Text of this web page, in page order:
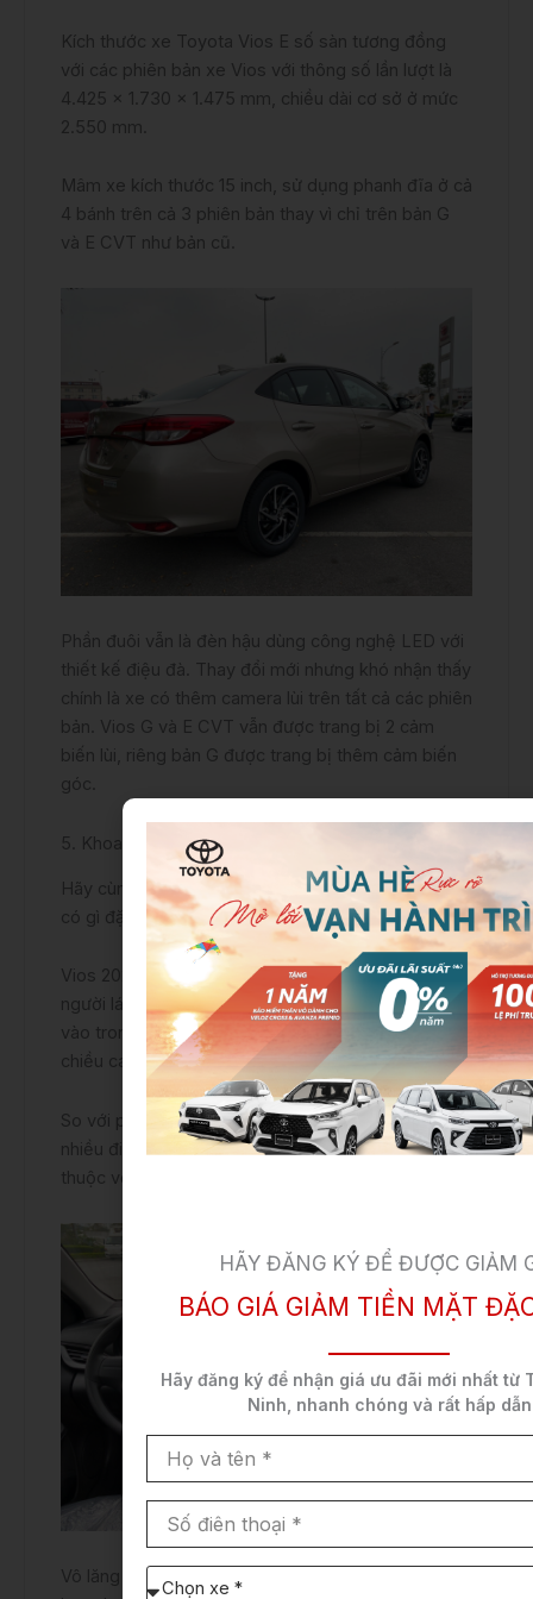
Kích thước xe Toyota Vios E số sàn tương đồng
với các phiên bản xe Vios với thông số lần lượt là
4.425 x 1.730 x 1.475 mm, chiều dài cơ sở ở mức
2.550 mm.
Mâm xe kích thước 15 inch, sử dụng phanh đĩa ở cả
4 bánh trên cả 3 phiên bản thay vì chỉ trên bản G
và E CVT như bản cũ.
Phần đuôi vẫn là đèn hậu dùng công nghệ LED với
thiết kế điệu đà. Thay đổi mới nhưng khó nhận thấy
chính là xe có thêm camera lùi trên tất cả các phiên
bản. Vios G và E CVT vẫn được trang bị 2 cảm
biến lùi, riêng bản G được trang bị thêm cảm biến
góc.
5. Khoang nội thất
Hãy cùng nhau tìm hiểu về
nội thất xe Vios số sàn
có gì đặc biệt?
Vios 2022 phiên bản mới đã tạo sự thoải mái cho
người lái cũng như hành khách ngay từ khi bước
vào trong xe nhờ phần cửa rộng nhất phân khúc và
chiều cao hợp lý.
So với phiên bản cũ,nội thất xe Vios 2022có
nhiều điểm mới bên cạnh những thiết kế khá quen
thuộc với các mẫu xe khác của nhà Toyota.
Vô lăng thiết kế 3 chấu có thể điều chỉnh 2 hướng
HÃY ĐĂNG KÝ ĐỂ ĐƯỢC GIẢM
BÁO GIÁ GIẢM TIỀN MẶT
Hãy đăng ký để nhận giá ưu đãi mới nhấttừ
Ninh, nhanh chóng và rất hấp dẫn
điên
Chọn